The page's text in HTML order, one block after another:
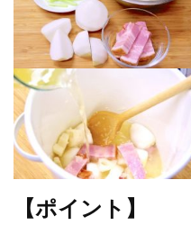
【ポイント】